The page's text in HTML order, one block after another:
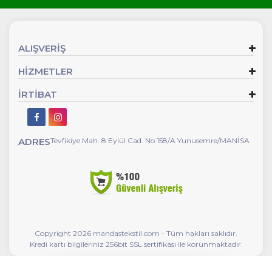
ALIŞVERİŞ
HİZMETLER
İRTİBAT
ADRESTevfikiye Mah. 8 Eylül Cad. No:158/A Yunusemre/MANİSA
Copyright 2026 mandastekstil.com - Tüm hakları saklıdır.
Kredi kartı bilgileriniz 256bit SSL sertifikası ile korunmaktadır.